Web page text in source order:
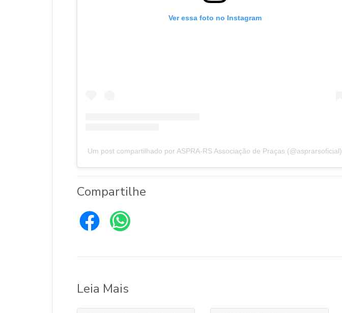
Ver essa foto no Instagram
Um post compartilhado por ASPRA-RS Associação de Praças (@asprarsoficial)
Compartilhe
Leia Mais